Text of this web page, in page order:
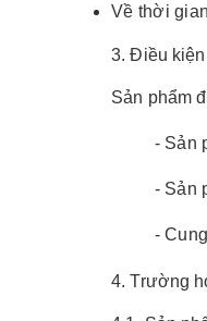
Về thời
3. Điều
Sản phẩm
- Sản
- Sản
-
4. Trường